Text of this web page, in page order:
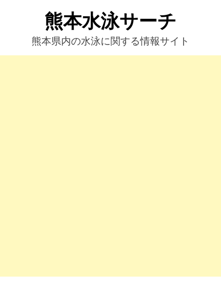
へ
熊本水泳サーチ
熊本県内の水泳に関する情報サイト